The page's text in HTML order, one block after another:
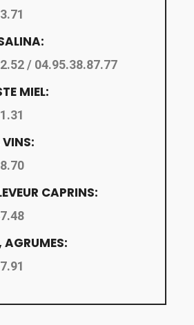
/ 04.95.38.87.77
MIEL:
CAPRINS:
AGRUMES: